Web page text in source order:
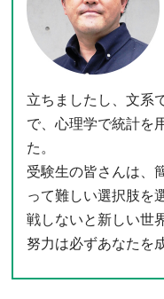
立ちましたし、文系
で、心理学で統計を
た。
受験生の皆さんは、
って難しい選択肢を
戦しないと新しい世
努力は必ずあなたを